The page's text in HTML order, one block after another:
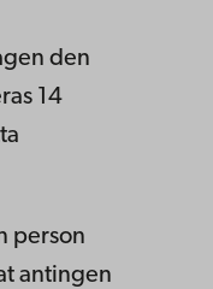
den
14
person
antingen